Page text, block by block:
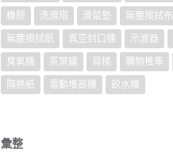
橡膠
洗滌塔 滑鼠墊
無塵擦拭布
無塵擦拭紙
真空封口機 示波器
臭氧機
茶葉罐 貨梯 購物推車
隔熱紙
電動堆高機 飲水機
彙整